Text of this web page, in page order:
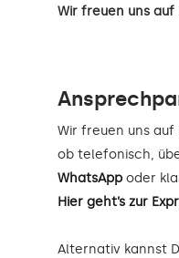
Wir freuen uns
Wir freuen uns
ob telefonisch,
WhatsApp oder
Hier geht’s zur
Alternativ kannst